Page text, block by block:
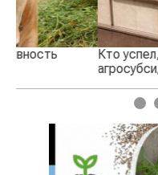
Кто успел, тот и съел:
1